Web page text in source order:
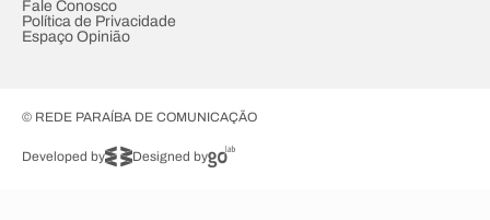
Fale Conosco
Política de Privacidade
Espaço Opinião
© REDE PARAÍBA DE COMUNICAÇÃO
Developed by Designed by